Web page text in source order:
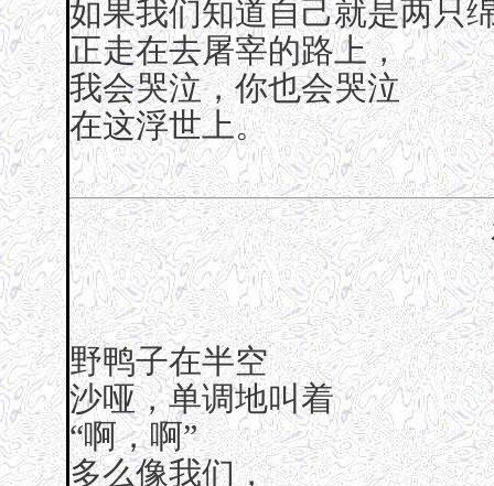
如果我们知道自己就是两只
正走在去屠宰的路上，
我会哭泣，你也会哭泣
在这浮世上。
野鸭子在半空
沙哑，单调地叫着
“啊，啊”
多么像我们，